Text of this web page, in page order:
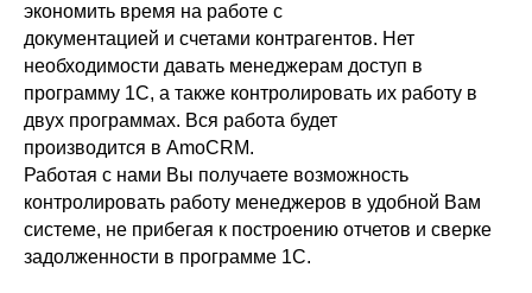
экономить время на работе с
документацией и счетами контрагентов. Нет
необходимости давать менеджерам доступ в
программу 1С, а также контролировать их работу в
двух программах. Вся работа будет
производится в AmoCRM.
Работая с нами Вы получаете возможность
контролировать работу менеджеров в удобной Вам
системе, не прибегая к построению отчетов и сверке
задолженности в программе 1С.